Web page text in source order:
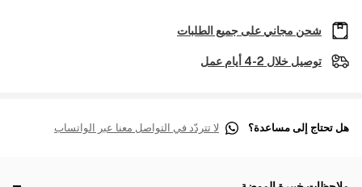
شحن مجاني على جميع الطلبات
توصيل خلال 2-4 أيام عمل
هل تحتاج إلى مساعدة؟ لا تتردّد في التواصل معنا عبر الواتساب